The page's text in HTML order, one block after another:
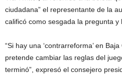
ciudadana” el representante de la
calificó como sesgada la pregunta y
“Si hay una ‘contrarreforma’ en
pretende cambiar las reglas del
terminó”, expresó el consejero